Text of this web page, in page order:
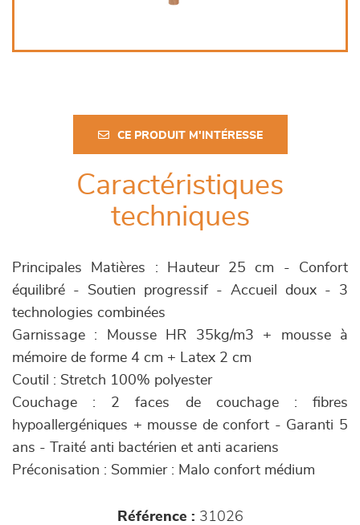
CE PRODUIT M'INTÉRESSE
Caractéristiques
techniques
Principales Matières : Hauteur 25 cm - Confort
équilibré - Soutien progressif - Accueil doux - 3
technologies combinées
Garnissage : Mousse HR 35kg/m3 + mousse à
mémoire de forme 4 cm + Latex 2 cm
Coutil : Stretch 100% polyester
Couchage : 2 faces de couchage : fibres
hypoallergéniques + mousse de confort - Garanti 5
ans - Traité anti bactérien et anti acariens
Préconisation : Sommier : Malo confort médium
Référence : 31026